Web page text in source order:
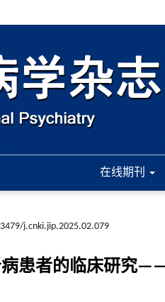
在线期刊
j.cnki.jip.2025.02.079
患者的临床研究